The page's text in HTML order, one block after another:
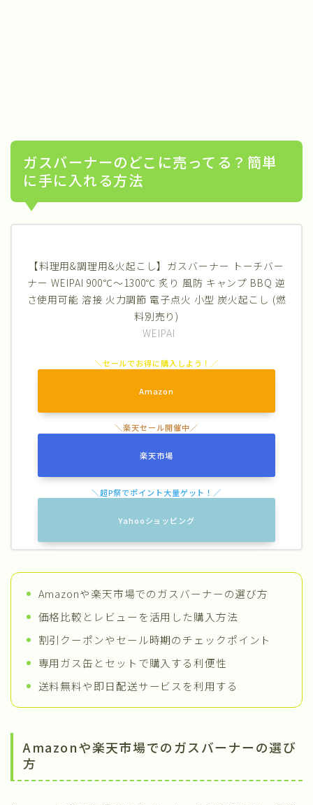
ガスバーナーのどこに売ってる？簡単
に手に入れる方法
【料理用&調理用&火起こし】ガスバーナー トーチバー
ナー WEIPAI 900℃～1300℃ 炙り 風防 キャンプ BBQ 逆
さ使用可能 溶接 火力調節 電子点火 小型 炭火起こし (燃
料別売り)
WEIPAI
Amazon
楽天市場
Yahooショッピング
Amazonや楽天市場でのガスバーナーの選び方
価格比較とレビューを活用した購入方法
割引クーポンやセール時期のチェックポイント
専用ガス缶とセットで購入する利便性
送料無料や即日配送サービスを利用する
Amazonや楽天市場でのガスバーナーの選び
方